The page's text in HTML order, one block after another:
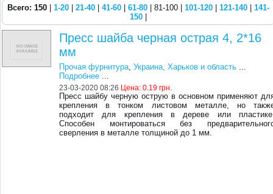
Всего: 150 1-20 21-40 41-60 61-80 | 81-100 | 101-120 121-140
141-
150
Пресс шайба черная острая 4, 2*16
мм
Прочая фурнитура,Украина, Харьков и область ...
Подробнее ...
23-03-2020 08:26 Цена:0.19 грн.
Пресс шайбу черную острую в основном применяют
крепления в тонком листовом металле, но
подходит для крепления в дереве или
Способен монтироваться без
сверления в металле толщиной до 1 мм.